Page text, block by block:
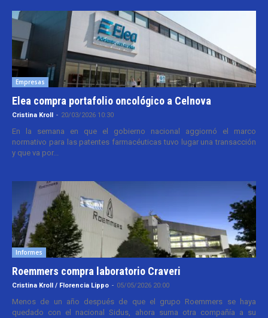
Empresas
Elea compra portafolio oncológico a Celnova
Cristina Kroll - 20/03/2026 10:30
En la semana en que el gobierno nacional aggiornó el marco
normativo para las patentes farmacéuticas tuvo lugar una transacción
y que va por...
Informes
Roemmers compra laboratorio Craveri
Cristina Kroll / Florencia Lippo - 05/05/2026 20:00
Menos de un año después de que el grupo Roemmers se haya
quedado con el nacional Sidus, ahora suma otra compañía a su